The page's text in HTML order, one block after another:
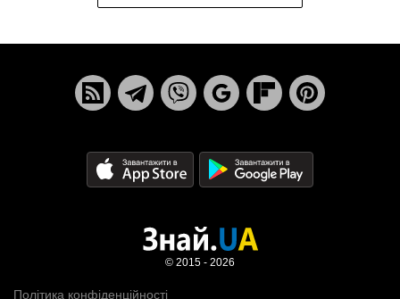
Політика конфіденційності
© 2015 - 2026